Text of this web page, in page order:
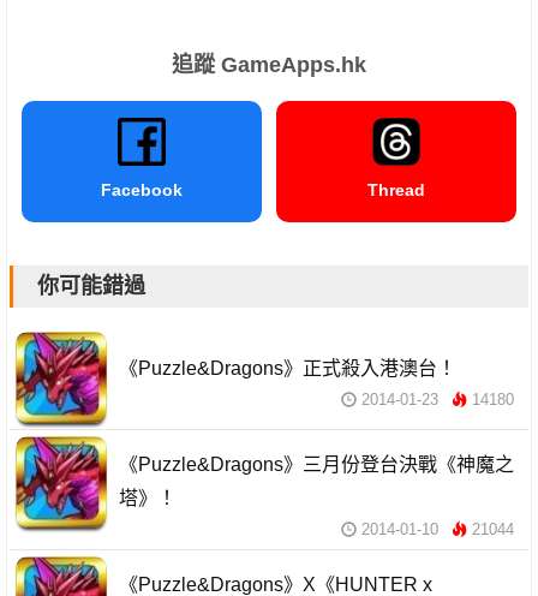
追蹤 GameApps.hk
Facebook Thread
你可能錯過
《Puzzle&Dragons》正式殺入港澳台！
2014-01-23 14180
《Puzzle&Dragons》三月份登台決戰《神魔之
塔》！
2014-01-10 21044
《Puzzle&Dragons》X《HUNTER x